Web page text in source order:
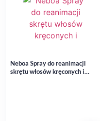
Neboa Spray do reanimacji
skrętu włosów kręconych i